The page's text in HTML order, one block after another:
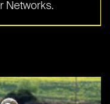
Networks.